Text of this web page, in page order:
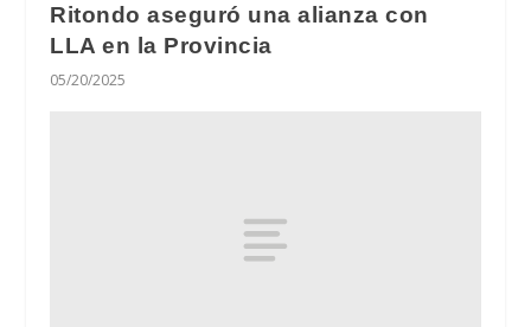
Ritondo aseguró una alianza con
LLA en la Provincia
05/20/2025